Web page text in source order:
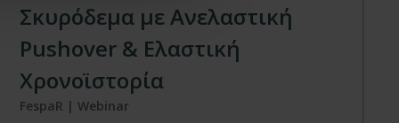
Σκυρόδεμα με Ανελαστική
Pushover & Ελαστική
Χρονοϊστορία
FespaR | Webinar